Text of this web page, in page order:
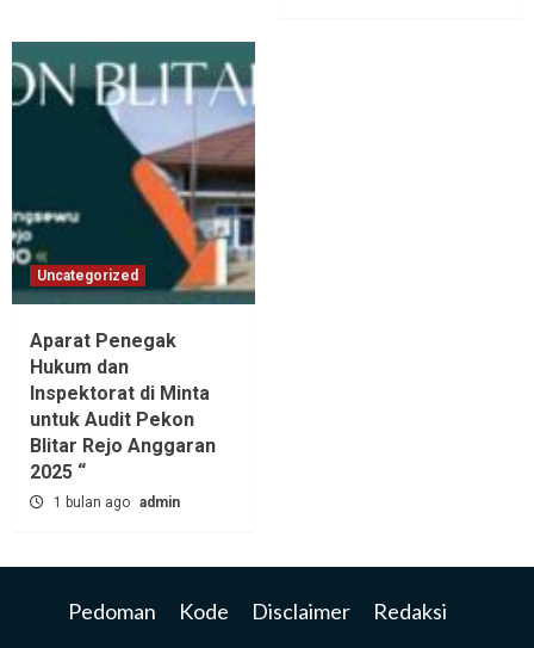
Uncategorized
Aparat Penegak
Hukum dan
Inspektorat di Minta
untuk Audit Pekon
Blitar Rejo Anggaran
2025 “
1 bulan ago admin
Pedoman Kode Disclaimer Redaksi